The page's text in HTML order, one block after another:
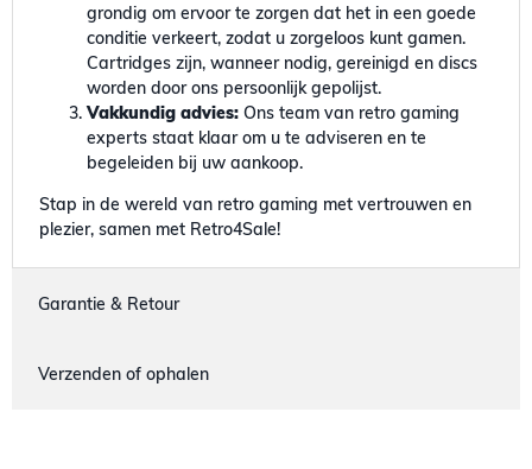
grondig om ervoor te zorgen dat het in een goede
conditie verkeert, zodat u zorgeloos kunt gamen.
Cartridges zijn, wanneer nodig, gereinigd en discs
worden door ons persoonlijk gepolijst.
Vakkundig advies:Ons team van retro gaming
experts staat klaar om u te adviseren en te
begeleiden bij uw aankoop.
Stap in de wereld van retro gaming met vertrouwen en
plezier, samen met Retro4Sale!
Garantie & Retour
Verzenden of ophalen